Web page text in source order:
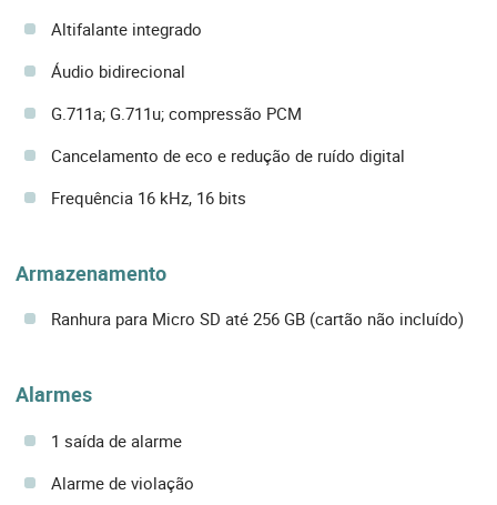
Altifalante integrado
Áudio bidirecional
G.711a; G.711u; compressão PCM
Cancelamento de eco e redução de ruído digital
Frequência 16 kHz, 16 bits
Armazenamento
Ranhura para Micro SD até 256 GB (cartão não incluído)
Alarmes
1 saída de alarme
Alarme de violação